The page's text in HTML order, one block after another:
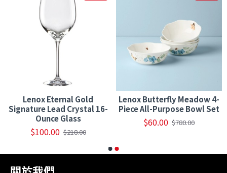
Lenox Eternal Gold
Signature Lead Crystal 16-
Ounce Glass
$100.00 $218.00
Lenox Butterfly Meadow 4-
Piece All-Purpose Bowl Set
$60.00 $780.00